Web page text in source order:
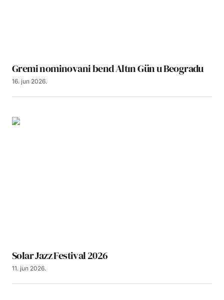
Gremi nominovani bend Altın Gün u Beogradu
16. jun 2026.
Solar Jazz Festival 2026
11. jun 2026.